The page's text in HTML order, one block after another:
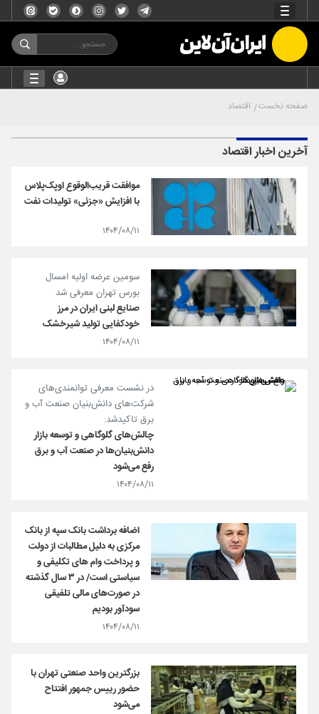
صفحه نخست اقتصاد
آخرین اخبار اقتصاد
موافقت قریب‌الوقوع اوپک‌پلاس
با افزایش «جزئی» تولیدات نفت
۱۴۰۴/۰۸/۱۱
سومین عرضه اولیه امسال
بورس تهران معرفی شد
صنایع لبنی ایران در مرز
خودکفایی تولید شیرخشک
۱۴۰۴/۰۸/۱۱
در نشست معرفی توانمندی‌های
شرکت‌های دانش‌بنیان صنعت آب و
برق تاکیدشد:
چالش‌های گلوگاهی و توسعه بازار
دانش‌بنیان‌ها در صنعت آب و برق
رفع می‌شود
۱۴۰۴/۰۸/۱۱
اضافه برداشت بانک سپه از بانک
مرکزی به دلیل مطالبات از دولت
و پرداخت وام های تکلیفی و
سیاستی است/ در ۳ سال گذشته
در صورت‌های مالی تلفیقی
سود‌آور بودیم
۱۴۰۴/۰۸/۱۱
بزرگترین واحد صنعتی تهران با
حضور رییس جمهور افتتاح
می‌شود